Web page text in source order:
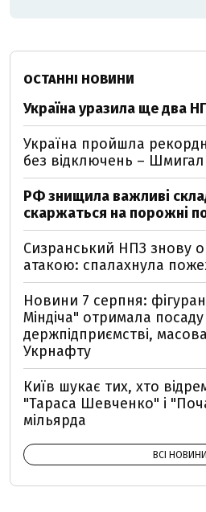
ОСТАННІ НОВИНИ
Україна уразила ще два
Україна пройшла
без відключень –
РФ знищила важливі
скаржаться на порожні
Сизранський НПЗ знову
атакою: спалахнула
Новини 7 серпня:
Міндіча" отримала
держпідприємстві,
Укрнафту
Київ шукає тих, хто
"Тараса Шевченко" і
мільярда
ВСІ НОВИНИ